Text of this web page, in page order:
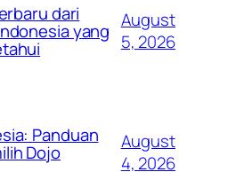
dari
yang August
5, 2026
Panduan
Dojo
August
4, 2026